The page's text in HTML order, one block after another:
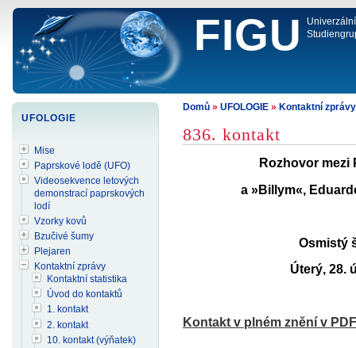
FIGU
Domů » UFOLOGIE » Kontaktní zprávy
836. kontakt
Rozhovor mezi
a »Billym«,
Osmistý
Úterý, 28.
Kontakt v plném znění v PDF
UFOLOGIE
Mise
Paprskové lodě (UFO)
Videosekvence letových
demonstrací paprskových
lodí
Vzorky kovů
Bzučivé šumy
Plejaren
Kontaktní zprávy
Kontaktní statistika
Úvod do kontaktů
1. kontakt
2. kontakt
10. kontakt (výňatek)